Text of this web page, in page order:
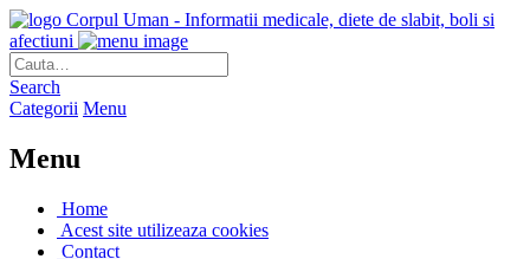
Corpul Uman - Informatii medicale, diete de slabit, boli si
afectiuni
Search
Categorii Menu
Menu
Home
Acest site utilizeaza cookies
Contact